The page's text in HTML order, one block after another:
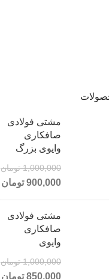
مشتی فولادی
صافکاری
وایوی بزرگ
1,000,000 تومان
900,000 تومان
مشتی فولادی
صافکاری
وایوی
1,000,000 تومان
850,000 تومان